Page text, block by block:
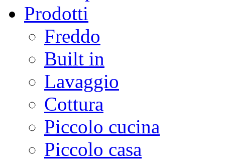
Prodotti
Freddo
Built in
Lavaggio
Cottura
Piccolo cucina
Piccolo casa